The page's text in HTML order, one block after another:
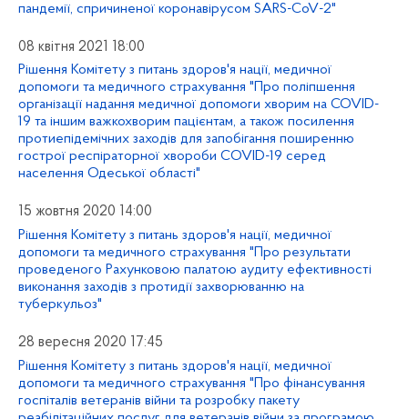
пандемії, спричиненої коронавірусом SARS-CoV-2"
08 квітня 2021 18:00
Рішення Комітету з питань здоров'я нації, медичної
допомоги та медичного страхування "Про поліпшення
організації надання медичної допомоги хворим на COVID-
19 та іншим важкохворим пацієнтам, а також посилення
протиепідемічних заходів для запобігання поширенню
гострої респіраторної хвороби СOVID-19 серед
населення Одеської області"
15 жовтня 2020 14:00
Рішення Комітету з питань здоров'я нації, медичної
допомоги та медичного страхування "Про результати
проведеного Рахунковою палатою аудиту ефективності
виконання заходів з протидії захворюванню на
туберкульоз"
28 вересня 2020 17:45
Рішення Комітету з питань здоров'я нації, медичної
допомоги та медичного страхування "Про фінансування
госпіталів ветеранів війни та розробку пакету